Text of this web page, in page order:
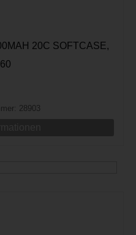
20C SOFTCASE,
28903